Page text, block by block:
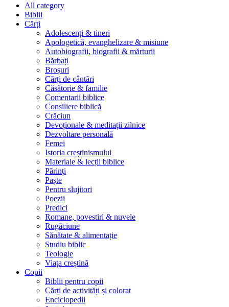
All category
Biblii
Cărți
Adolescenți & tineri
Apologetică, evanghelizare & misiune
Autobiografii, biografii & mărturii
Bărbați
Broșuri
Cărți de cântări
Căsătorie & familie
Comentarii biblice
Consiliere biblică
Crăciun
Devoționale & meditații zilnice
Dezvoltare personală
Femei
Istoria creștinismului
Materiale & lecții biblice
Părinți
Paște
Pentru slujitori
Poezii
Predici
Romane, povestiri & nuvele
Rugăciune
Sănătate & alimentație
Studiu biblic
Teologie
Viața creștină
Copii
Biblii pentru copii
Cărți de activități și colorat
Enciclopedii